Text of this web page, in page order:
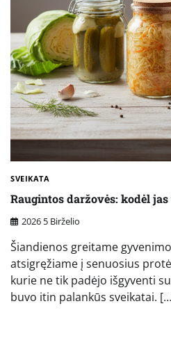
SVEIKATA
Raugintos daržovės: kodėl
2026 5 Birželio
Šiandienos greitame
atsigręžiame į senuosius
kurie ne tik padėjo išgyventi
buvo itin palankūs sveikatai.